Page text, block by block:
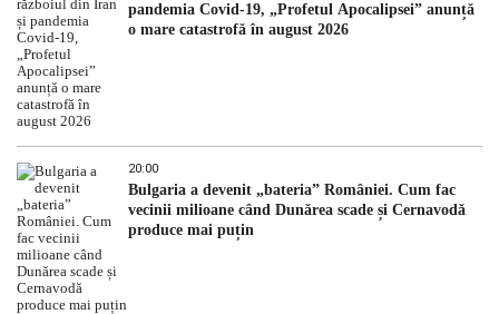
pandemia Covid-19, „Profetul Apocalipsei” anunță
o mare catastrofă în august 2026
20:00
Bulgaria a devenit „bateria” României. Cum fac
vecinii milioane când Dunărea scade și Cernavodă
produce mai puțin